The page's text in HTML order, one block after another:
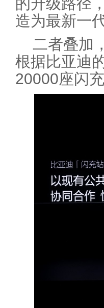
造为最新一
二者叠加
根据比亚迪
20000座闪